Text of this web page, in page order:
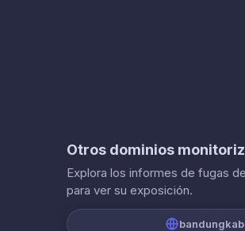
Otros dominios
Explora los informes de fugas
para ver su exposición.